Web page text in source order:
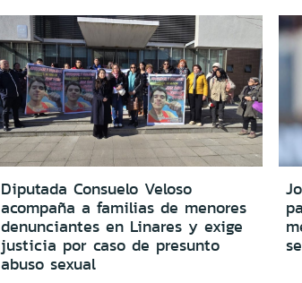
Diputada Consuelo Veloso
acompaña a familias de menores
denunciantes en Linares y exige
justicia por caso de presunto
abuso sexual